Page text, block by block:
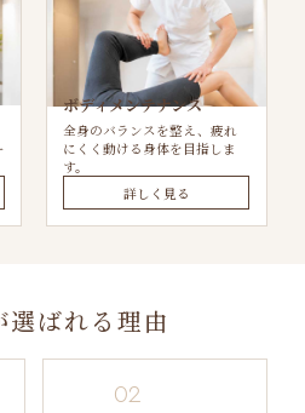
ボディメンテナンス
全身のバランスを整え、疲れ
にくく動ける身体を目指しま
す。
詳しく見る
ばれる理由
02